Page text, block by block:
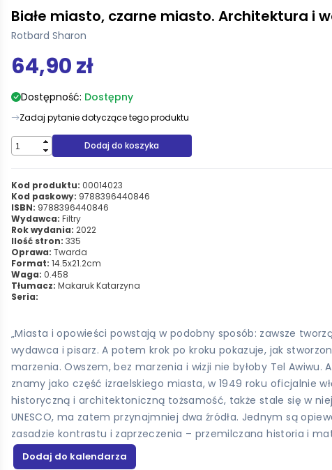
Białe miasto, czarne miasto. Architektura i
Rotbard Sharon
64,90 zł
Dostępność: Dostępny
Zadaj pytanie dotyczące tego produktu
Dodaj do koszyka
Kod produktu: 00014023
Kod paskowy: 9788396440846
ISBN: 9788396440846
Wydawca: Filtry
Rok wydania: 2022
Ilość stron: 335
Oprawa: Twarda
Format: 14.5x21.2cm
Waga: 0.458
Tłumacz: Makaruk Katarzyna
Seria:
„Miasta i opowieści powstają w podobny sposób: zawsze
wydawca i pisarz. A potem krok po kroku pokazuje, jak
marzenia. Owszem, bez marzenia i wizji nie byłoby Tel
znamy jako część izraelskiego miasta, w 1949 roku oficjalnie
historyczną i architektoniczną tożsamość, także stale się w
UNESCO, ma zatem przynajmniej dwa źródła. Jednym są
zasadzie kontrastu i zaprzeczenia – przemilczana historia i